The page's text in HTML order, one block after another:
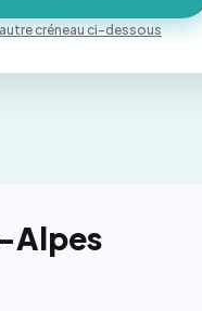
créneau ci-dessous
Alpes